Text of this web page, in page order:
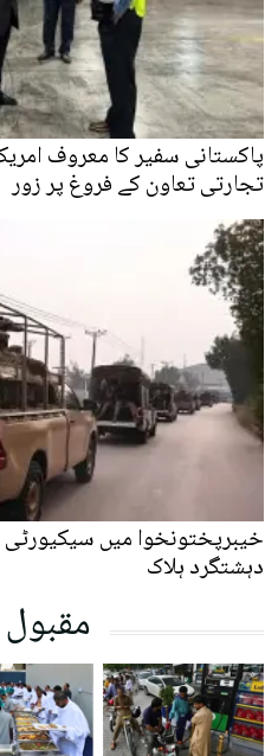
پاکستانی سفیر کا معروف
تجارتی تعاون کے فروغ پر زور
دہشتگرد ہلاک